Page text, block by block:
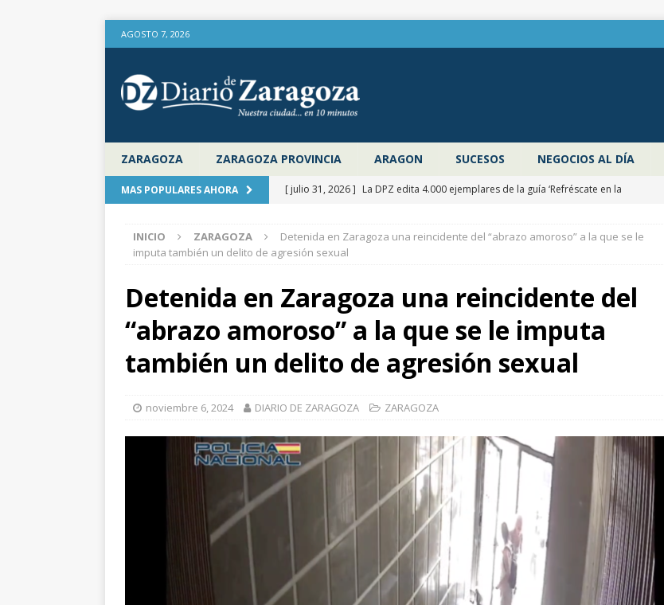
AGOSTO 7, 2026
ZARAGOZA ZARAGOZA PROVINCIA ARAGON SUCESOS NEGOCIOS AL DÍA
MAS POPULARES AHORA [ julio 31, 2026 ] La DPZ edita 4.000 ejemplares de la guía ‘Refréscate en la
aire libre en el verano
ZARAGOZA PROVINCIA
la Diputación de Zaragoza con las entradas agotadas
CULTURA
[ julio 31, 2026 ] Zaragoza congela un año más los impuestos municipales y
actualiza al IPC las tasas de residuos y abastecimiento de agua
La Diputación de Zaragoza finaliza la restauración de la capilla
de Santiago de la catedral de Tarazona tras una inversión de 304.000 euros
[ julio 31, 2026 ]
La Policía Nacional detiene a tres jóvenes a los que
interceptaron poco después de robar en el interior de más de media docena de
ZARAGOZA
INICIO ZARAGOZA
Detenida en Zaragoza una reincidente del “abrazo amoroso” a la que se le
imputa también un delito de agresión sexual
Detenida en Zaragoza una reincidente del
“abrazo amoroso” a la que se le imputa
también un delito de agresión sexual
noviembre 6, 2024 DIARIO DE ZARAGOZA ZARAGOZA